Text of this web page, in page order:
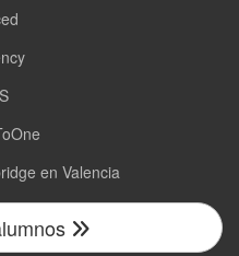
en Valencia